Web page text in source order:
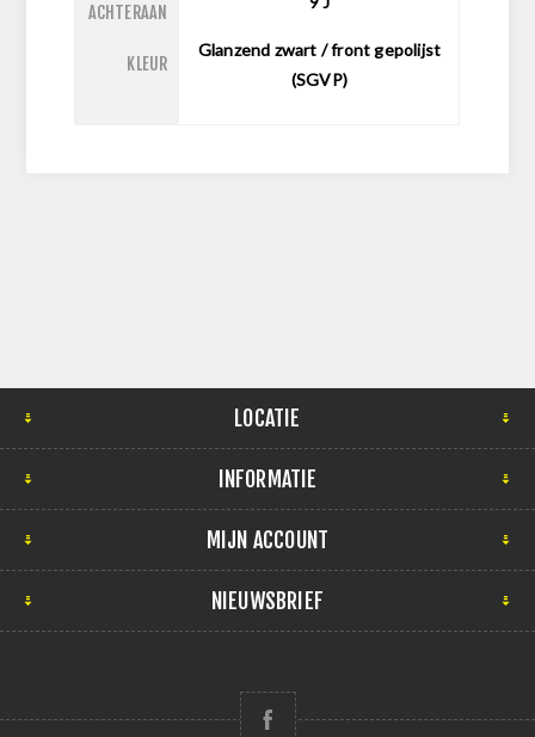
ACHTERAAN
KLEUR
Glanzend zwart / front gepolijst
(SGVP)
LOCATIE
INFORMATIE
MIJN ACCOUNT
NIEUWSBRIEF